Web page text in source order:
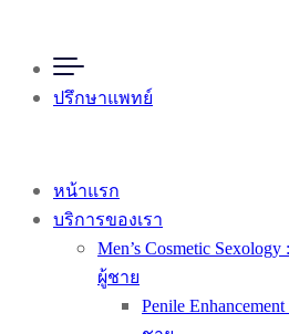
ปรึกษาแพทย์
หน้าแรก
บริการของเรา
Men’s Cosmetic
ผู้ชาย
Penile